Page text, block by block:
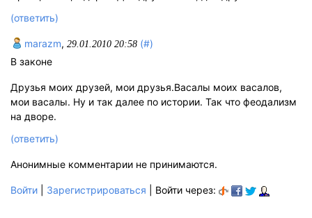
(ответить)
marazm, 29.01.2010 20:58 (#)
В законе
Друзья моих друзей, мои друзья.Васалы моих васалов,
мои васалы. Ну и так далее по истории. Так что феодализм
на дворе.
(ответить)
Анонимные комментарии не принимаются.
Войти Зарегистрироваться | Войти через: